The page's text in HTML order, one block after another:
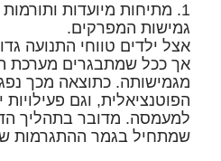
1. מתיחות מיועדות
גמישות המפרקים.
אצל ילדים טווחי התנועה
אך ככל שמתבגרים מערכת
מגמישותה. כתוצאה מכך
הפוטנציאלית, וגם פעילויות
למעמסה. מדובר בתהליך
שמתחיל בגמר ההתגרמות